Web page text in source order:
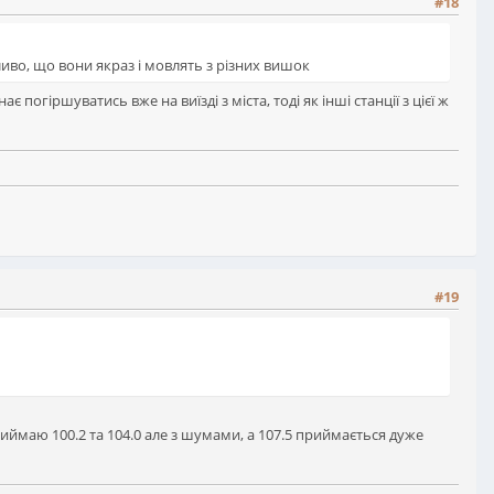
що вони якраз і мовлять з різних вишок
вже на виїзді з міста, тоді як інші станції з цієї ж
#19
100.2 та 104.0 але з шумами, а 107.5 приймається дуже